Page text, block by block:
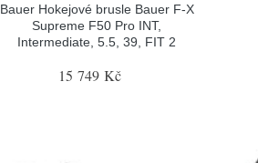
Bauer Hokejové brusle Bauer F-X
Supreme F50 Pro INT,
Intermediate, 5.5, 39, FIT 2
15 749 Kč